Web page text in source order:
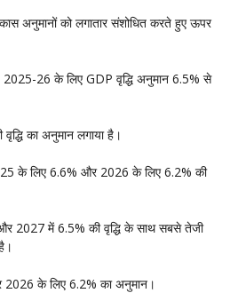
अनुमानों को लगातार संशोधित करते हुए ऊपर
2025-26 के लिए GDP वृद्धि अनुमान 6.5% से
का अनुमान लगाया है।
के लिए 6.6% और 2026 के लिए 6.2% की
2027 में 6.5% की वृद्धि के साथ सबसे तेजी
के लिए 6.2% का अनुमान।